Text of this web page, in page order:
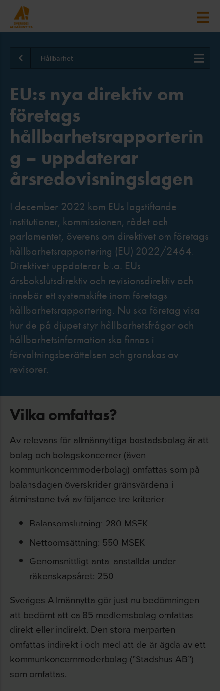
Hållbarhet
EU:s nya direktiv om
företags
hållbarhetsrapporterin
g – uppdaterar
årsredovisningslagen
I december 2022 kom EUs lagstiftande
institutioner, kommissionen, rådet och
parlamentet, överens om direktivet om företags
hållbarhetsrapportering (EU) 2022/2464.
Direktivet uppdaterar bl.a. EUs
årsbokslutsdirektiv och revisionsdirektiv och
innebär ett systemskifte inom företags
hållbarhetsrapportering. Nu ska företag visa
hur de på djupet styr hållbarhetsfrågor och
hållbarhetsinformation ska finnas i
förvaltningsberättelsen och granskas av
revisorer.
Vilka omfattas?
Av relevans för allmännyttiga bostadsbolag är att
bolag och bolagskoncerner (även
kommunkoncernmoderbolag) omfattas som på
balansdagen överskrider gränsvärdena i
åtminstone två av följande tre kriterier:
Balansomslutning: 280 MSEK
Nettoomsättning: 550 MSEK
Genomsnittligt antal anställda under
räkenskapsåret: 250
Sveriges Allmännytta gör just nu bedömningen
att bedömt att ca 85 medlemsbolag omfattas
direkt eller indirekt. Den stora merparten
omfattas indirekt i och med att de är ägda av ett
kommunkoncernmoderbolag (”Stadshus AB”)
som omfattas.